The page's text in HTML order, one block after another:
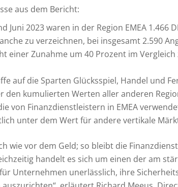
aus dem Bericht:
Juni 2023 waren in der Region EMEA 1.466
zu verzeichnen, bei insgesamt 2.590
einer Zunahme um 40 Prozent im
auf die Sparten Glücksspiel, Handel und
den kumulierten Werten aller anderen
von Finanzdienstleistern in EMEA
unter dem Wert für andere vertikale
wie vor dem Geld; so bleibt die
handelt es sich um einen der am
Unternehmen unerlässlich, ihre